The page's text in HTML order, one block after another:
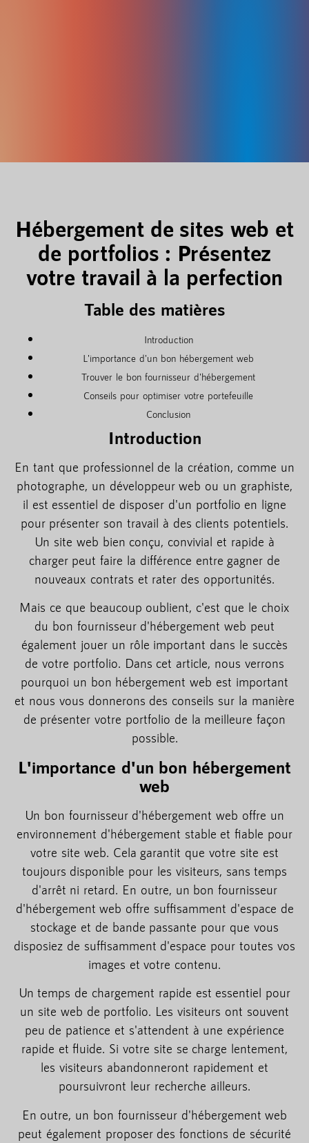
Hébergement de sites web et
de portfolios : Présentez
votre travail à la perfection
Table des matières
Introduction
L'importance d'un bon hébergement web
Trouver le bon fournisseur d'hébergement
Conseils pour optimiser votre portefeuille
Conclusion
Introduction
En tant que professionnel de la création, comme un
photographe, un développeur web ou un graphiste,
il est essentiel de disposer d'un portfolio en ligne
pour présenter son travail à des clients potentiels.
Un site web bien conçu, convivial et rapide à
charger peut faire la différence entre gagner de
nouveaux contrats et rater des opportunités.
Mais ce que beaucoup oublient, c'est que le choix
du bon fournisseur d'hébergement web peut
également jouer un rôle important dans le succès
de votre portfolio. Dans cet article, nous verrons
pourquoi un bon hébergement web est important
et nous vous donnerons des conseils sur la manière
de présenter votre portfolio de la meilleure façon
possible.
L'importance d'un bon hébergement
web
Un bon fournisseur d'hébergement web offre un
environnement d'hébergement stable et fiable pour
votre site web. Cela garantit que votre site est
toujours disponible pour les visiteurs, sans temps
d'arrêt ni retard. En outre, un bon fournisseur
d'hébergement web offre suffisamment d'espace de
stockage et de bande passante pour que vous
disposiez de suffisamment d'espace pour toutes vos
images et votre contenu.
Un temps de chargement rapide est essentiel pour
un site web de portfolio. Les visiteurs ont souvent
peu de patience et s'attendent à une expérience
rapide et fluide. Si votre site se charge lentement,
les visiteurs abandonneront rapidement et
poursuivront leur recherche ailleurs.
En outre, un bon fournisseur d'hébergement web
peut également proposer des fonctions de sécurité